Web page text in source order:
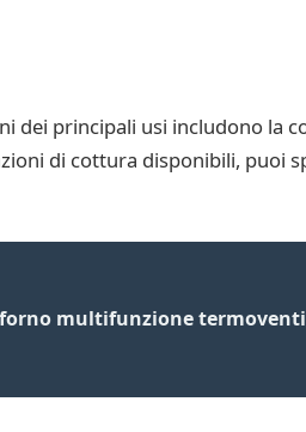
dei principali usi includono la
di cottura disponibili, puoi
forno multifunzione